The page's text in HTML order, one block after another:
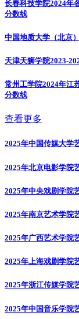
长春科技学院2024年
分数线
中国地质大学（北京
天津天狮学院2023-
常州工学院2024年江
分数线
查看更多
2025年中国传媒大学
2025年北京电影学院
2025年中央戏剧学院
2025年南京艺术学院
2025年广西艺术学院
2025年上海戏剧学院
2025年浙江传媒学院
2025年中国音乐学院